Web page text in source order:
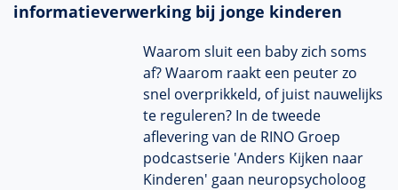
informatieverwerking bij jonge kinderen
Waarom sluit een baby zich soms
af? Waarom raakt een peuter zo
snel overprikkeld, of juist nauwelijks
te reguleren? In de tweede
aflevering van de RINO Groep
podcastserie 'Anders Kijken naar
Kinderen' gaan neuropsycholoog